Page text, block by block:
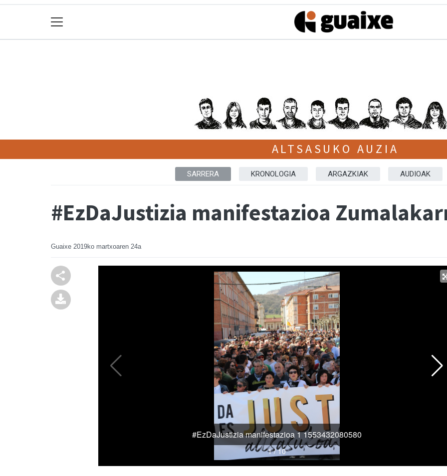
ALTSASUKO AUZIA
SARRERA KRONOLOGIA ARGAZKIAK AUDIOAK
#EzDaJustizia manifestazioa
Guaixe 2019ko martxoaren 24a